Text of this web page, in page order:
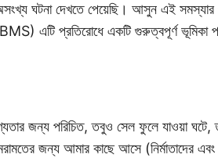
অসংখ্য ঘটনা দেখতে পেয়েছি। আসুন এই
প্রতিরোধে একটি গুরুত্বপূর্ণ ভূমিকা
জন্য পরিচিত, তবুও সেল ফুলে যাওয়া
জন্য আমার কাছে আসে (নির্মাতাদের